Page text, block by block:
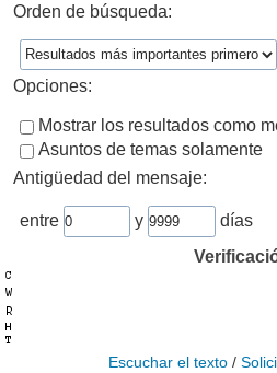
Orden de búsqueda:
Opciones:
Mostrar los resultados como
Asuntos de temas solamente
Antigüedad del mensaje:
entre y
días
Escuchar el texto/